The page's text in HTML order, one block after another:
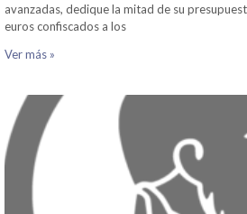
avanzadas, dedique la mitad de su
euros confiscados a los
Ver más »